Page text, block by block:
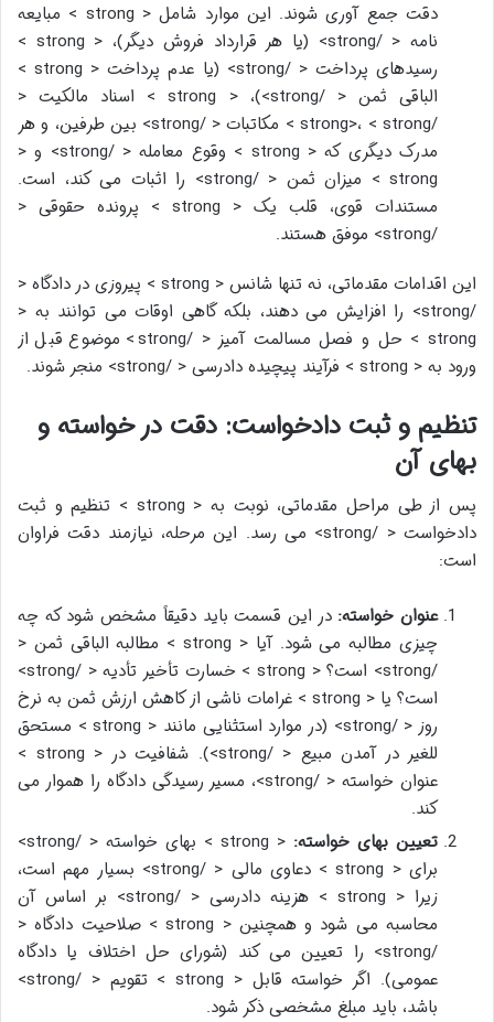
دقت جمع آوری شوند. این موارد شامل < strong > مبایعه
نامه < /strong> (یا هر قرارداد فروش دیگر)، < strong >
رسیدهای پرداخت < /strong> (یا عدم پرداخت < strong >
الباقی ثمن < /strong>)، < strong > اسناد مالکیت <
/strong>، < strong > مکاتبات < /strong> بین طرفین، و هر
مدرک دیگری که < strong > وقوع معامله < /strong> و <
strong > میزان ثمن < /strong> را اثبات می کند، است.
مستندات قوی، قلب یک < strong > پرونده حقوقی <
/strong> موفق هستند.
این اقدامات مقدماتی، نه تنها شانس < strong > پیروزی در دادگاه <
/strong> را افزایش می دهند، بلکه گاهی اوقات می توانند به <
strong > حل و فصل مسالمت آمیز < /strong> موضوع قبل از
ورود به < strong > فرآیند پیچیده دادرسی < /strong> منجر شوند.
تنظیم و ثبت دادخواست: دقت در خواسته و
بهای آن
پس از طی مراحل مقدماتی، نوبت به < strong > تنظیم و ثبت
دادخواست < /strong> می رسد. این مرحله، نیازمند دقت فراوان
است:
عنوان خواسته: در این قسمت باید دقیقاً مشخص شود که چه
چیزی مطالبه می شود. آیا < strong > مطالبه الباقی ثمن <
/strong> است؟ < strong > خسارت تأخیر تأدیه < /strong>
است؟ یا < strong > غرامات ناشی از کاهش ارزش ثمن به نرخ
روز < /strong> (در موارد استثنایی مانند < strong > مستحق
للغیر در آمدن مبیع < /strong>). شفافیت در < strong >
عنوان خواسته < /strong>، مسیر رسیدگی دادگاه را هموار می
کند.
تعیین بهای خواسته:
< strong > بهای خواسته < /strong>
برای < strong > دعاوی مالی < /strong> بسیار مهم است،
زیرا < strong > هزینه دادرسی < /strong> بر اساس آن
محاسبه می شود و همچنین < strong > صلاحیت دادگاه <
/strong> را تعیین می کند (شورای حل اختلاف یا دادگاه
عمومی). اگر خواسته قابل < strong > تقویم < /strong>
باشد، باید مبلغ مشخصی ذکر شود.